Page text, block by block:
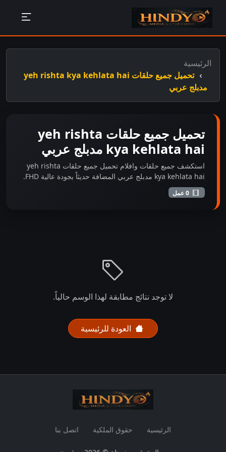
الرئيسية
تحميل جميع حلقات yeh rishta kya kehlata hai
مدبلج عربي
تحميل جميع حلقات yeh rishta
kya kehlata hai مدبلج عربي
استكشف جميع حلقات وافلام تحميل جميع حلقات yeh rishta
kya kehlata hai مدبلج عربي المضافة حديثاً بجودة عالية FHD.
لا توجد نتائج مطابقة لهذا الوسم حالياً.
العودة للرئيسية
الرئيسية حقوق الملكية اتصل بنا